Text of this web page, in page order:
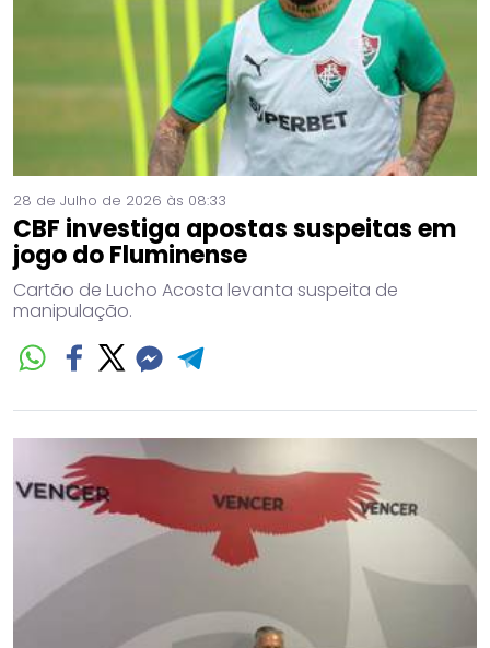
28 de Julho de 2026 às 08:33
CBF investiga apostas suspeitas em
jogo do Fluminense
Cartão de Lucho Acosta levanta suspeita de
manipulação.